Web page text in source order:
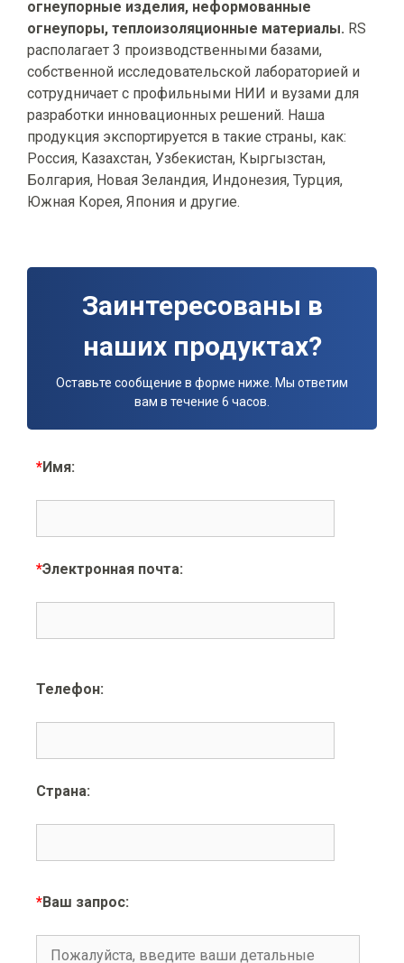
огнеупорные изделия, неформованные
огнеупоры, теплоизоляционные материалы. RS
располагает 3 производственными базами,
собственной исследовательской лабораторией и
сотрудничает с профильными НИИ и вузами для
разработки инновационных решений. Наша
продукция экспортируется в такие страны, как:
Россия, Казахстан, Узбекистан, Кыргызстан,
Болгария, Новая Зеландия, Индонезия, Турция,
Южная Корея, Япония и другие.
Заинтересованы в
наших продуктах?
Оставьте сообщение в форме ниже. Мы ответим
вам в течение 6 часов.
*Имя:
*Электронная почта:
Телефон:
Страна:
*Ваш запрос: